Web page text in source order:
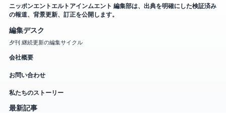
ニッポンエントエルトアインムエント 編集部は、出典を明確にした検証済み
の報道、背景更新、訂正を公開します。
編集デスク
夕刊 継続更新の編集サイクル
会社概要
お問い合わせ
私たちのストーリー
最新記事